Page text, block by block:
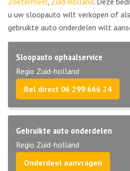
u uw sloopauto wilt verkopen of
gebruikte auto onderdelen wilt
Sloopauto ophaalservice
Regio Zuid-holland
Bel direct 06 299 666 24
Gebruikte auto onderdelen
Regio Zuid-holland
Onderdeel aanvragen